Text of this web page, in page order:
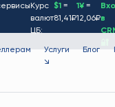
Курс
валют
ЦБ:
$1 =
81,41₽
1¥=
12,06₽в
Услуги
↘
Блог